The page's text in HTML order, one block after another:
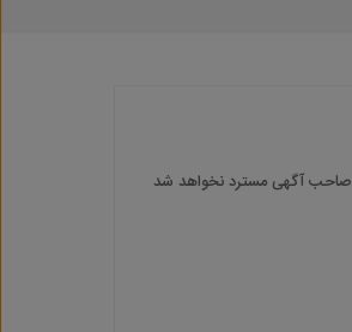
صاحب آگهی مسترد نخواهد شد